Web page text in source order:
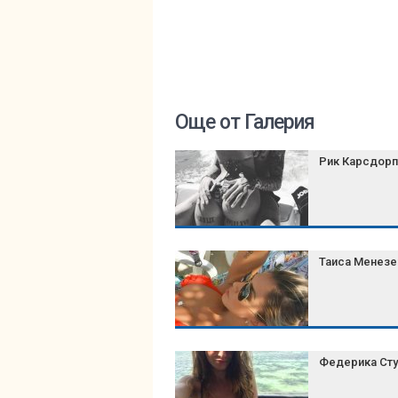
Още от Галерия
Рик Карсдорп
Таиса
Федерика